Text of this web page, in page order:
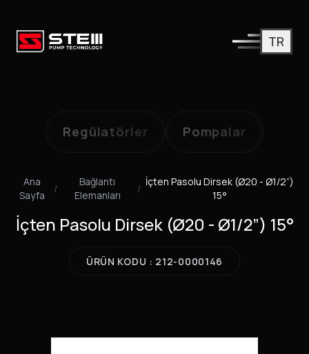
TR
Regülatörler Pompalar
Ana
Sayfa
/
Bağlantı
Elemanları
/
İçten Pasolu Dirsek (Ø20 - Ø1/2”)
15°
İçten Pasolu Dirsek (Ø20 - Ø1/2”) 15°
ÜRÜN KODU : 212-0000146